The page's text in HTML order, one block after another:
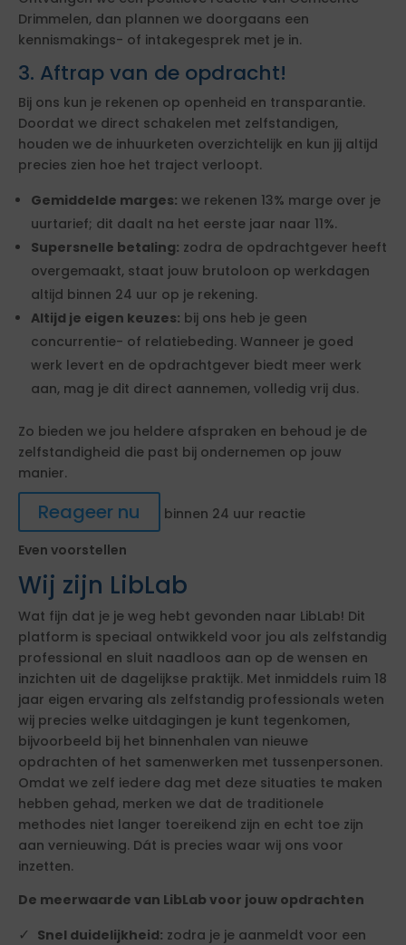
Drimmelen, dan plannen we doorgaans een
kennismakings- of intakegesprek met je in.
3. Aftrap van de opdracht!
Bij ons kun je rekenen op openheid en transparantie.
Doordat we direct schakelen met zelfstandigen,
houden we de inhuurketen overzichtelijk en kun jij altijd
precies zien hoe het traject verloopt.
Gemiddelde marges: we rekenen 13% marge over je
uurtarief; dit daalt na het eerste jaar naar 11%.
Supersnelle betaling: zodra de opdrachtgever heeft
overgemaakt, staat jouw brutoloon op werkdagen
altijd binnen 24 uur op je rekening.
Altijd je eigen keuzes: bij ons heb je geen
concurrentie- of relatiebeding. Wanneer je goed
werk levert en de opdrachtgever biedt meer werk
aan, mag je dit direct aannemen, volledig vrij dus.
Zo bieden we jou heldere afspraken en behoud je de
zelfstandigheid die past bij ondernemen op jouw
manier.
Reageer nu
binnen 24 uur reactie
Even voorstellen
Wij zijn LibLab
Wat fijn dat je je weg hebt gevonden naar LibLab! Dit
platform is speciaal ontwikkeld voor jou als zelfstandig
professional en sluit naadloos aan op de wensen en
inzichten uit de dagelijkse praktijk. Met inmiddels ruim 18
jaar eigen ervaring als zelfstandig professionals weten
wij precies welke uitdagingen je kunt tegenkomen,
bijvoorbeeld bij het binnenhalen van nieuwe
opdrachten of het samenwerken met tussenpersonen.
Omdat we zelf iedere dag met deze situaties te maken
hebben gehad, merken we dat de traditionele
methodes niet langer toereikend zijn en echt toe zijn
aan vernieuwing. Dát is precies waar wij ons voor
inzetten.
De meerwaarde van LibLab voor jouw opdrachten
Snel duidelijkheid: zodra je je aanmeldt voor een